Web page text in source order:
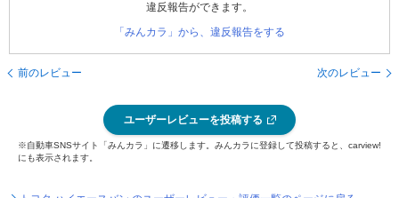
違反報告ができます。
「みんカラ」から、違反報告をする
前のレビュー 次のレビュー
ユーザーレビューを投稿する
※自動車SNSサイト「みんカラ」に遷移します。みんカラに登録して投稿すると、carview!
にも表示されます。